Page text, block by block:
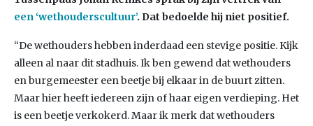
een ‘wethouderscultuur’. Dat bedoelde hij niet positief.
“De wethouders hebben inderdaad een stevige positie. Kijk
alleen al naar dit stadhuis. Ik ben gewend dat wethouders
en burgemeester een beetje bij elkaar in de buurt zitten.
Maar hier heeft iedereen zijn of haar eigen verdieping. Het
is een beetje verkokerd. Maar ik merk dat wethouders